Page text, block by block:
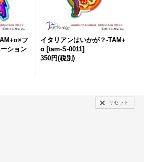
フ
ション
イタリアンはいかが？-TAM+
α [tam-S-0011]
350円(税別)
リセット